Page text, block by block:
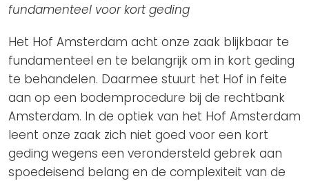
fundamenteel voor kort geding
Het Hof Amsterdam acht onze zaak blijkbaar te
fundamenteel en te belangrijk om in kort geding
te behandelen. Daarmee stuurt het Hof in feite
aan op een bodemprocedure bij de rechtbank
Amsterdam. In de optiek van het Hof Amsterdam
leent onze zaak zich niet goed voor een kort
geding wegens een verondersteld gebrek aan
spoedeisend belang en de complexiteit van de